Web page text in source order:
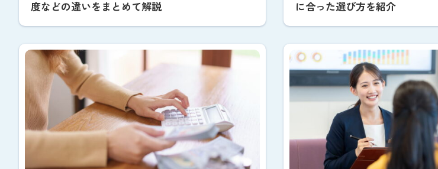
度などの違いをまとめて解説
に合った選び方を紹介